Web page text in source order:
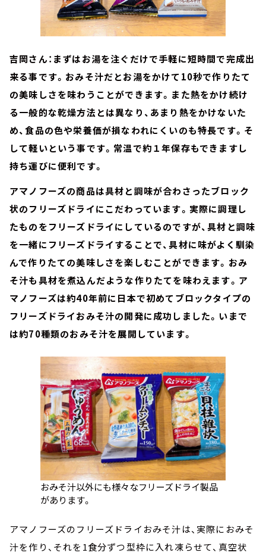
吉岡さん：まずはお湯を注ぐだけで手軽に短時間で完成出
来る事です。おみそ汁だとお湯をかけて10秒で作りたて
の美味しさを味わうことができます。また熱をかけ続け
る一般的な乾燥方法とは異なり、あまり熱をかけないた
め、食品の色や栄養価が損なわれにくいのも特長です。そ
して軽いという事です。常温で約１年保存もできますし
持ち運びに便利です。
アマノフーズの商品は具材と調味が合わさったブロック
状のフリーズドライにこだわっています。実際に調理し
たものをフリーズドライにしているのですが、具材と調味
を一緒にフリーズドライすることで、具材に味がよく馴染
んで作りたての美味しさを楽しむことができます。おみ
そ汁も具材を煮込んだような作りたてを味わえます。ア
マノフーズは約40年前に日本で初めてブロックタイプの
フリーズドライおみそ汁の開発に成功しました。いまで
は約70種類のおみそ汁を展開しています。
おみそ汁以外にも様々なフリーズドライ製品
があります。
アマノフーズのフリーズドライおみそ汁は、実際におみそ
汁を作り、それを1食分ずつ型枠に入れ凍らせて、真空状